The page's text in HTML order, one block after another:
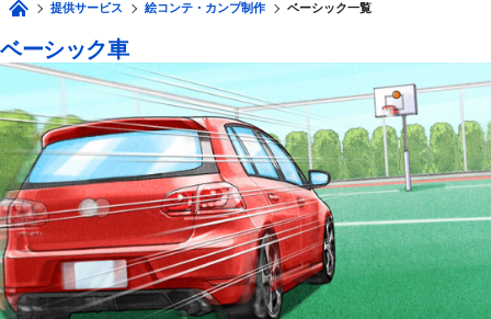
提供サービス 絵コンテ・カンプ制作 ベーシック一覧
ベーシック車